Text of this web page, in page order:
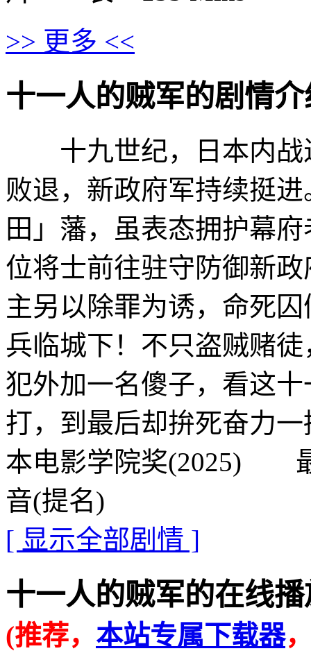
>> 更多 <<
十一人的贼军的剧情介
十九世纪，日本内战
败退，新政府军持续挺
田」藩，虽表态拥护幕
位将士前往驻守防御新
主另以除罪为诱，命死
兵临城下！不只盗贼赌
犯外加一名傻子，看这
打，到最后却拚死奋
本电影学院奖(2025)
音(提名)
[ 显示全部剧情 ]
十一人的贼军的在线播
(推荐， 本站专属下载器